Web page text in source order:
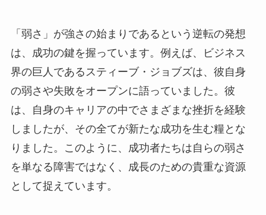
「弱さ」が強さの始まりであるという逆転の発想
は、成功の鍵を握っています。例えば、ビジネス
界の巨人であるスティーブ・ジョブズは、彼自身
の弱さや失敗をオープンに語っていました。彼
は、自身のキャリアの中でさまざまな挫折を経験
しましたが、その全てが新たな成功を生む糧とな
りました。このように、成功者たちは自らの弱さ
を単なる障害ではなく、成長のための貴重な資源
として捉えています。